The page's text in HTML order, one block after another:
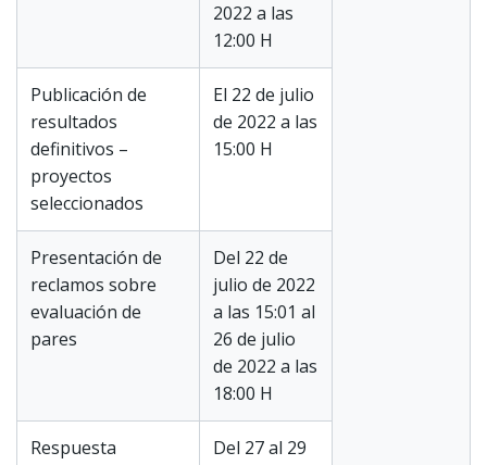
2022 a las
12:00 H
Publicación de
resultados
definitivos –
proyectos
seleccionados
El 22 de julio
de 2022 a las
15:00 H
Presentación de
reclamos sobre
evaluación de
pares
Del 22 de
julio de 2022
a las 15:01 al
26 de julio
de 2022 a las
18:00 H
Respuesta
Del 27 al 29